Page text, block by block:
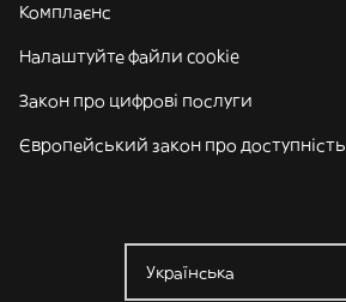
Комплаєнс
Налаштуйте файли cookie
Закон про цифрові послуги
Європейський закон про доступність